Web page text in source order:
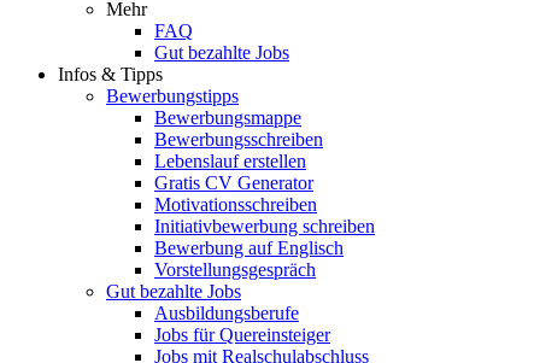
Mehr
FAQ
Gut bezahlte Jobs
Infos & Tipps
Bewerbungstipps
Bewerbungsmappe
Bewerbungsschreiben
Lebenslauf erstellen
Gratis CV Generator
Motivationsschreiben
Initiativbewerbung schreiben
Bewerbung auf Englisch
Vorstellungsgespräch
Gut bezahlte Jobs
Ausbildungsberufe
Jobs für Quereinsteiger
Jobs mit Realschulabschluss